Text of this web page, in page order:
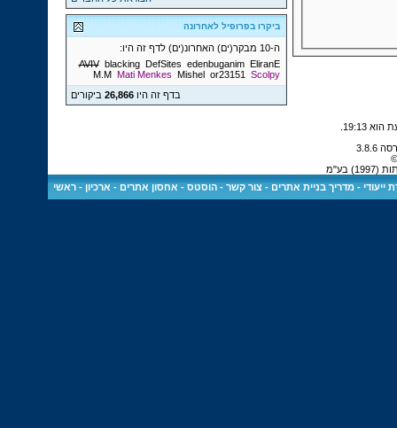
ביקרו בפרופיל לאחרונה
ה-10 מבקר(ים) האחרונ(ים) לדף זה היו:
AVIV blacking DefSites edenbuganim EliranE
M.M Mati Menkes Mishel or23151
Scolpy
בדף זה היו26,866 ביקורים
19:13
בע"מ
ייעודי -מדריך בניית אתרים -צור קשר -הוסטס - אחסון אתרים - ארכיון -ראשי